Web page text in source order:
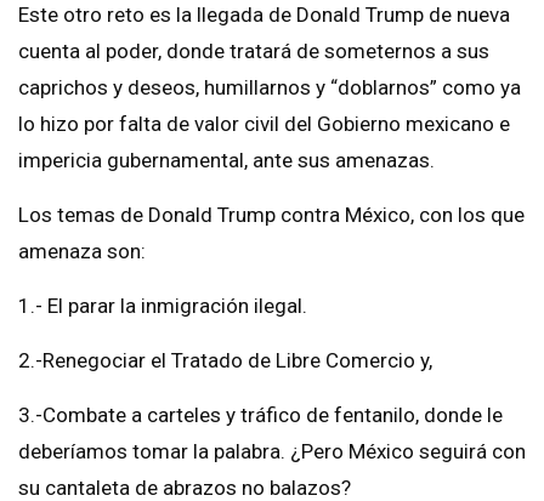
Este otro reto es la llegada de Donald Trump de nueva
cuenta al poder, donde tratará de someternos a sus
caprichos y deseos, humillarnos y “doblarnos” como ya
lo hizo por falta de valor civil del Gobierno mexicano e
impericia gubernamental, ante sus amenazas.
Los temas de Donald Trump contra México, con los que
amenaza son:
1.- El parar la inmigración ilegal.
2.-Renegociar el Tratado de Libre Comercio y,
3.-Combate a carteles y tráfico de fentanilo, donde le
deberíamos tomar la palabra. ¿Pero México seguirá con
su cantaleta de abrazos no balazos?